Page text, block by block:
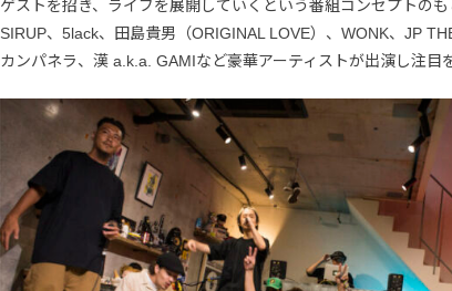
ゲストを招き、ライブを展開していくという番組コンセプトの
SIRUP、5lack、田島貴男（ORIGINAL LOVE）、WONK、JP
カンパネラ、漢 a.k.a. GAMIなど豪華アーティストが出演し注目